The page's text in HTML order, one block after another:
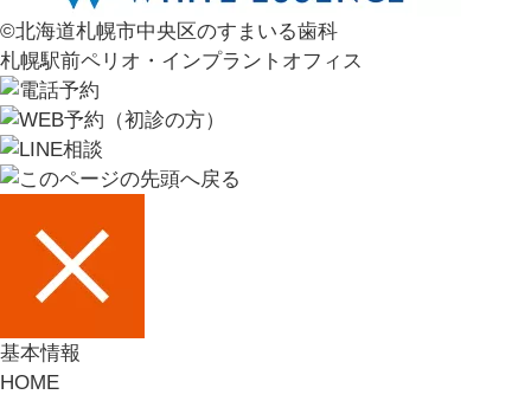
©北海道札幌市中央区のすまいる歯科
札幌駅前ペリオ・インプラントオフィス
基本情報
HOME